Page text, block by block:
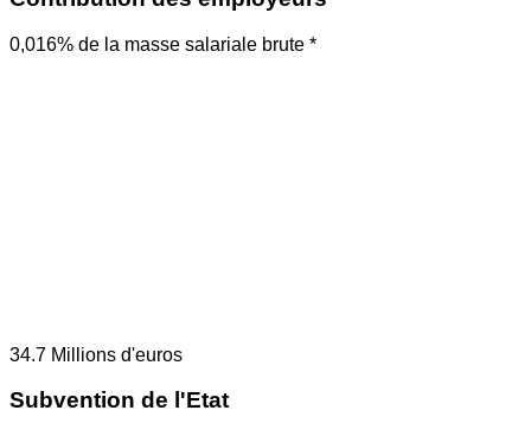
0,016% de la masse salariale brute *
34.7 Millions d'euros
Subvention de l'Etat